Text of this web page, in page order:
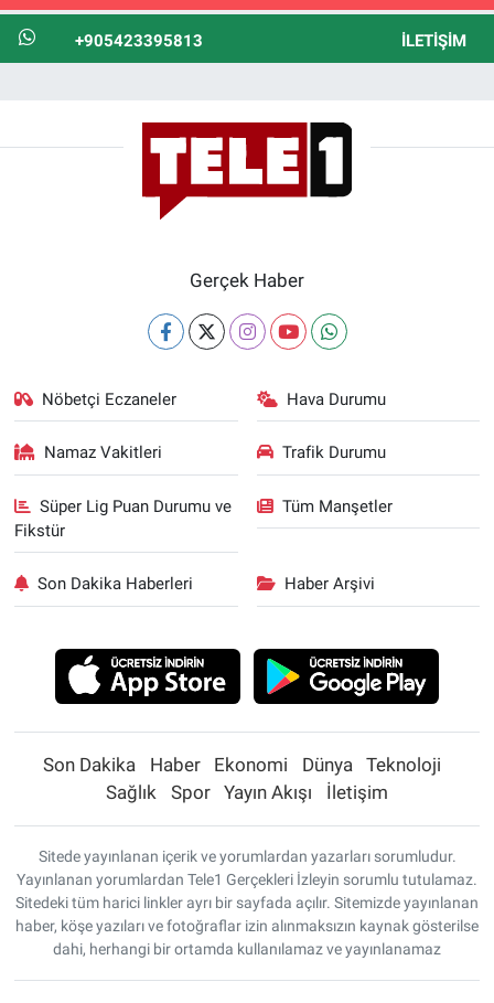
+905423395813 İLETIŞIM
Gerçek Haber
Nöbetçi Eczaneler Hava Durumu
Namaz Vakitleri Trafik Durumu
Süper Lig Puan Durumu ve
Fikstür
Tüm Manşetler
Son Dakika Haberleri Haber Arşivi
Son Dakika Haber Ekonomi Dünya
Teknoloji
Sağlık
Spor Yayın Akışı İletişim
Sitede yayınlanan içerik ve yorumlardan yazarları sorumludur.
Yayınlanan yorumlardan Tele1 Gerçekleri İzleyin sorumlu tutulamaz.
Sitedeki tüm harici linkler ayrı bir sayfada açılır. Sitemizde yayınlanan
haber, köşe yazıları ve fotoğraflar izin alınmaksızın kaynak gösterilse
dahi, herhangi bir ortamda kullanılamaz ve yayınlanamaz
Yerel Yaşam